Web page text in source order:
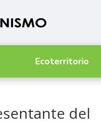
Ecoterritorio
del